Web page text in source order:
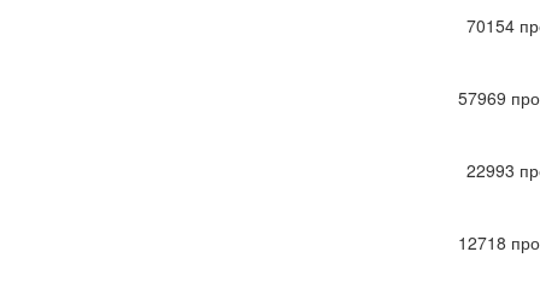
70154
57969
22993
12718